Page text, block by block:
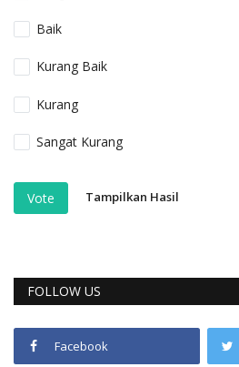
Baik
Kurang Baik
Kurang
Sangat Kurang
Vote Tampilkan Hasil
FOLLOW US
Facebook